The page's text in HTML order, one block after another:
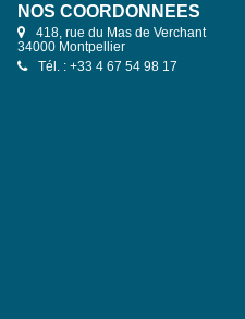
NOS COORDONNÉES
418, rue du Mas de Verchant
34000 Montpellier
Tél. : +33 4 67 54 98 17